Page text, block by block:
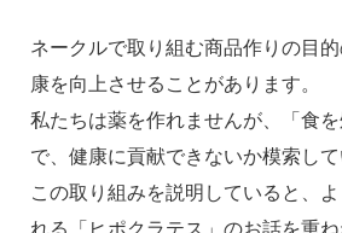
ネークルで取り組む商品作りの目
康を向上させることがあります。
私たちは薬を作れませんが、「食
で、健康に貢献できないか模索して
この取り組みを説明していると、
れる「ヒポクラテス」のお話を重